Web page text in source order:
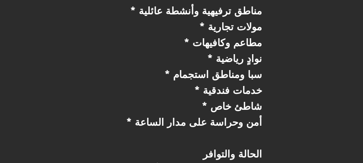
* مناطق ترفيهية وأنشطة عائلية
* مولات تجارية
* مطاعم وكافيهات
* نوادٍ رياضية
* سبا ومناطق استجمام
* خدمات فندقية
* شاطئ خاص
* أمن وحراسة على مدار الساعة
الحالة والتوافر